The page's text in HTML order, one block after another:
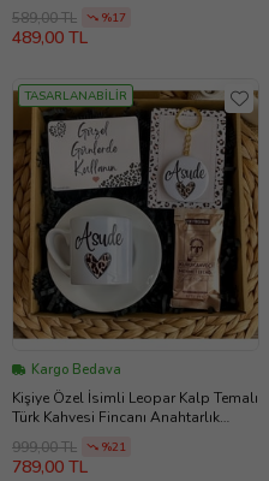
589,00 TL
%17
489,00 TL
TASARLANABİLİR
Kargo Bedava
Kişiye Özel İsimli Leopar Kalp Temalı
Türk Kahvesi Fincanı Anahtarlık
Hediye Kutusu
999,00 TL %21
789,00 TL